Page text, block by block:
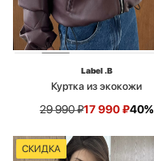
Label .B
Куртка из экокожи
29 990₽17 990₽40%
СКИДКА